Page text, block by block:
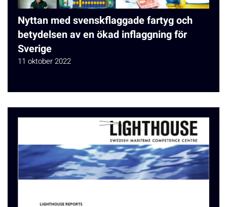
Nyttan med svenskflaggade fartyg och
betydelsen av en ökad inflaggning för
Sverige
11 oktober 2022